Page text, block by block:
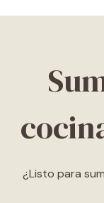
¿Listo para